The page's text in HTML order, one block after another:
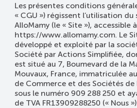
Les présentes conditions
« CGU ») régissent l’utilisation
AlloMamy (le « Site »), accessible
https://www.allomamy.com. Le
développé et exploité par la
Société par Actions Simplifiée,
est situé au 7, Boumevard de la
Mouvaux, France, immatriculée
de Commerce et des Sociétés
sous le numéro 909 288 250 et
de TVA FR13909288250 (« Nous »).